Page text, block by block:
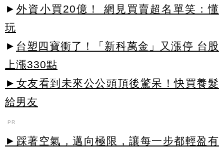
► 外資小買20億！ 網見買賣超名單笑：懂
玩
► 台塑四寶衝了！「新科萬金」又漲停 台股
上漲330點
►女友看到未來公公頭頂後驚呆！快買養髮
給男友
PR
►踩著空氣，邁向極限，讓每一步都輕盈有